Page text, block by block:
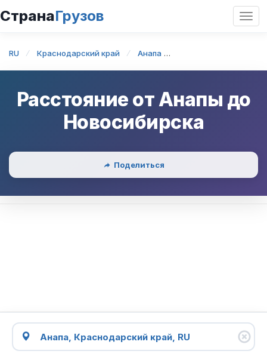
СтранаГрузов
RU Краснодарский край Анапа
Расстояние отАнапы до
Новосибирска
Поделиться